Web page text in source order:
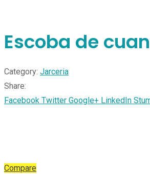
Escoba de
Category: Jarceria
Share:
Facebook Twitter Google+ LinkedIn
Compare